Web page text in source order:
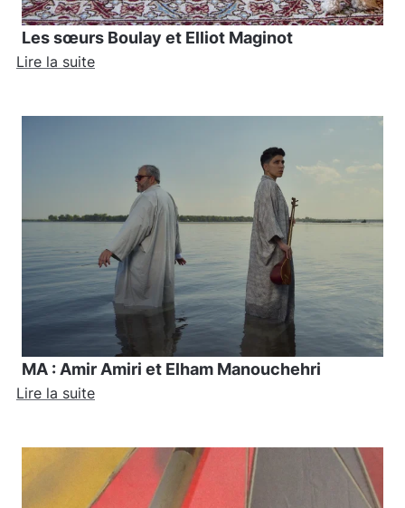
Les sœurs Boulay et Elliot Maginot
Lire la suite
MA : Amir Amiri et Elham Manouchehri
Lire la suite